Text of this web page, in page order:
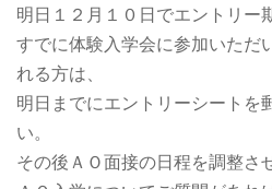
明日１２月１０日でエントリー
すでに体験入学会に参加いただ
れる方は、
明日までにエントリーシートを
い。
その後ＡＯ面接の日程を調整さ